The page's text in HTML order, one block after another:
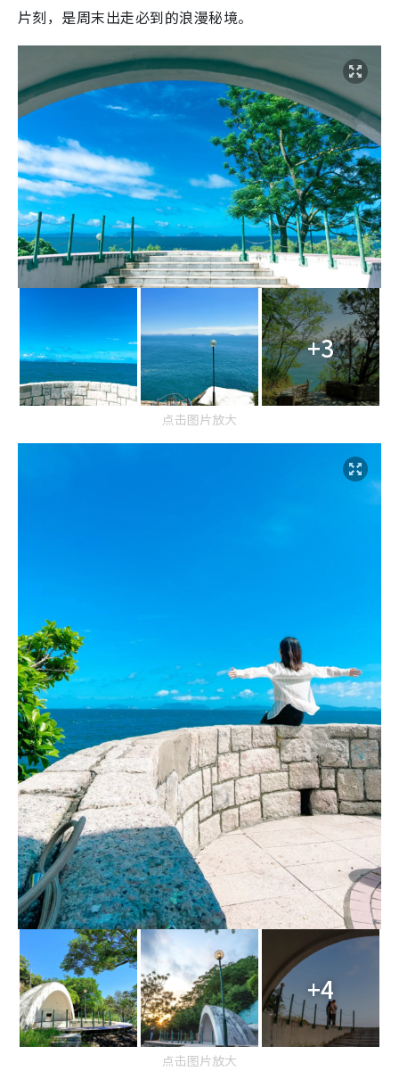
片刻，是周末出走必到的浪漫秘境。
+3
点击图片放大
+4
点击图片放大